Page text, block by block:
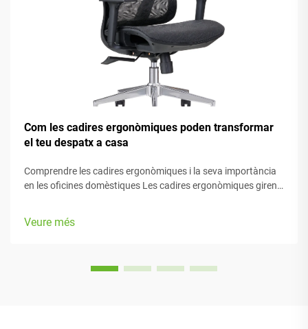
Com les cadires ergonòmiques poden transformar
el teu despatx a casa
Comprendre les cadires ergonòmiques i la seva importància
en les oficines domèstiques Les cadires ergonòmiques giren
diferents tipus de cos i preferències. La majoria de models
Veure més